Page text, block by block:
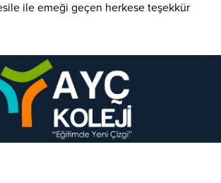
ile emeği geçen herkese teşekkür